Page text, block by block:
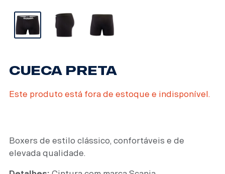
CUECA PRETA
Boxers de estilo clássico, confortáveis e de
elevada qualidade.
Este produto está fora de estoque e indisponível.